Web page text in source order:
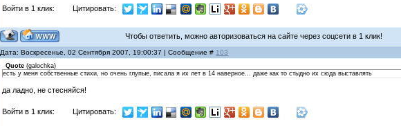
Войти в 1 клик: Цитировать:
Чтобы ответить, можно авторизоваться на сайте через соцсети в 1 клик!
Дата: Воскресенье, 02 Сентября 2007, 19:00:37 | Сообщение # 103
Quote (galochka)
есть у меня собственные стихи, но очень глупые, писала я их лет в 14 наверное... даже как то стыдно их сюда выставлять
да ладно, не стесняйся!
Войти в 1 клик: Цитировать: